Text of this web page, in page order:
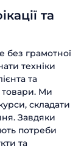
та
без грамотної
техніки
та
товари. Ми
складати
Завдяки
потреби
та